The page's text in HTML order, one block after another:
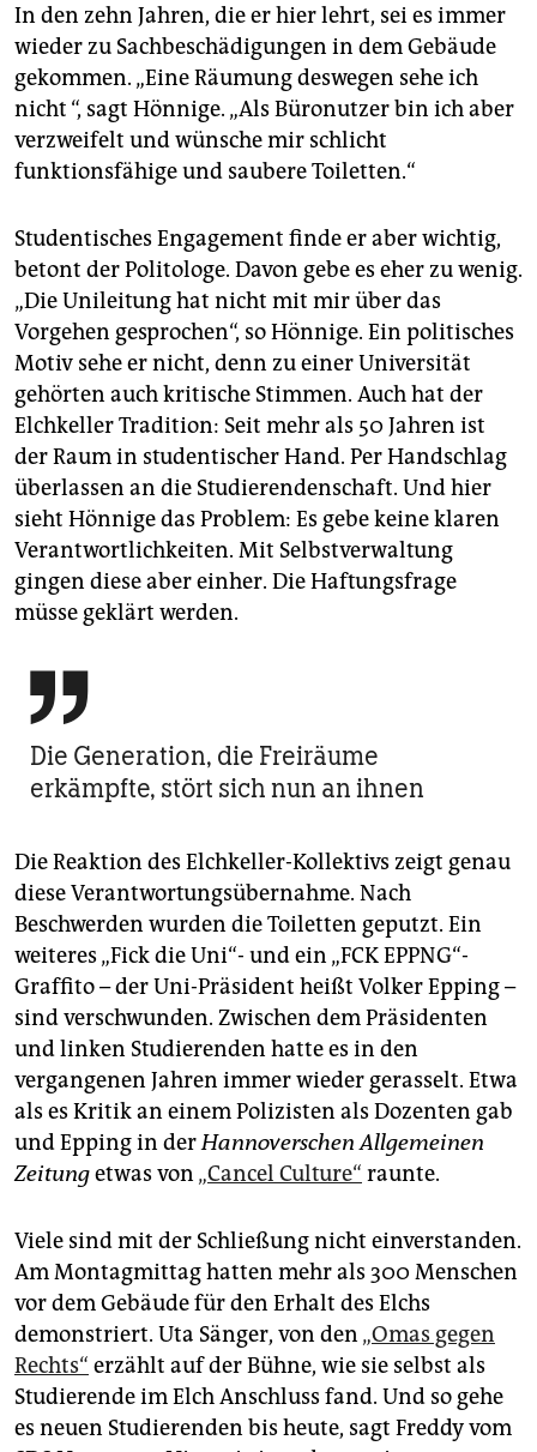
In den zehn Jahren, die er hier lehrt, sei es immer
wieder zu Sachbeschädigungen in dem Gebäude
gekommen. „Eine Räumung deswegen sehe ich
nicht “, sagt Hönnige. „Als Büronutzer bin ich aber
verzweifelt und wünsche mir schlicht
funktionsfähige und saubere Toiletten.“
Studentisches Engagement finde er aber wichtig,
betont der Politologe. Davon gebe es eher zu wenig.
„Die Unileitung hat nicht mit mir über das
Vorgehen gesprochen“, so Hönnige. Ein politisches
Motiv sehe er nicht, denn zu einer Universität
gehörten auch kritische Stimmen. Auch hat der
Elchkeller Tradition: Seit mehr als 50 Jahren ist
der Raum in studentischer Hand. Per Handschlag
überlassen an die Studierendenschaft. Und hier
sieht ­Hönnige das Problem: Es gebe keine klaren
Verantwortlichkeiten. Mit Selbstverwaltung
gingen diese aber einher. Die Haftungsfrage
müsse geklärt werden.

Die Generation, die Freiräume
erkämpfte, stört sich nun an ihnen
Die Reaktion des Elchkeller-Kollektivs zeigt genau
diese Verantwortungsübernahme. Nach
Beschwerden wurden die Toiletten geputzt. Ein
weiteres „Fick die Uni“- und ein „FCK EPPNG“-
Graffito – der Uni-Präsident heißt Volker ­Epping –
sind verschwunden. Zwischen dem Präsidenten
und linken Studierenden hatte es in den
vergangenen Jahren immer wieder gerasselt. Etwa
als es Kritik an einem Polizisten als Dozenten gab
und Epping in derHannoverschen Allgemeinen
Zeitungetwas von „Cancel Culture“ raunte.
Viele sind mit der Schließung nicht einverstanden.
Am Montagmittag hatten mehr als 300 Menschen
vor dem Gebäude für den Erhalt des Elchs
demonstriert. Uta Sänger, von den „Omas gegen
Rechts“ erzählt auf der Bühne, wie sie selbst als
Studierende im Elch Anschluss fand. Und so gehe
es neuen Studierenden bis heute, sagt Freddy vom